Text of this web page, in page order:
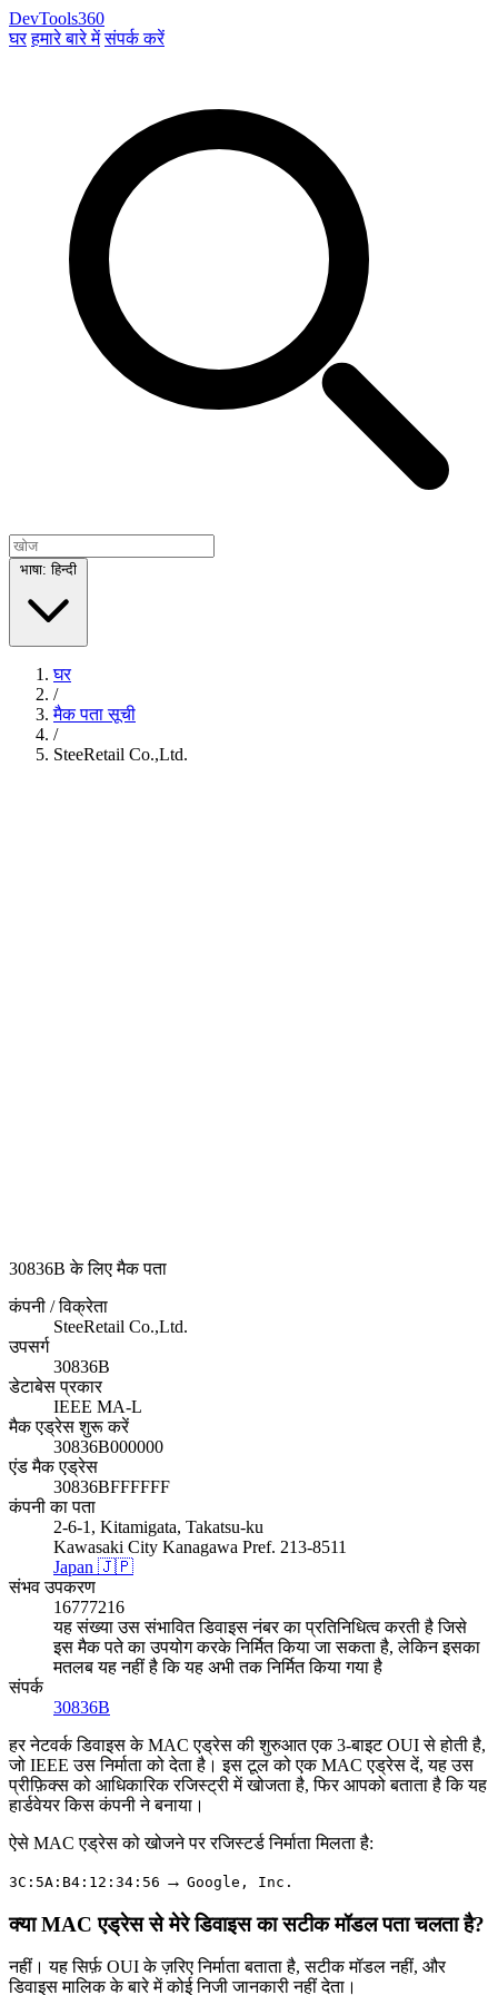
DevTools360
घर हमारे बारे में संपर्क करें
भाषा: हिन्दी
घर
/
मैक पता सूची
/
SteeRetail Co.,Ltd.
30836B के लिए मैक पता
कंपनी / विक्रेता
SteeRetail Co.,Ltd.
उपसर्ग
30836B
डेटाबेस प्रकार
IEEE MA-L
मैक एड्रेस शुरू करें
30836B000000
एंड मैक एड्रेस
30836BFFFFFF
कंपनी का पता
2-6-1, Kitamigata, Takatsu-ku
Kawasaki City Kanagawa Pref. 213-8511
Japan 🇯🇵
संभव उपकरण
16777216
यह संख्या उस संभावित डिवाइस नंबर का प्रतिनिधित्व करती है जिसे
इस मैक पते का उपयोग करके निर्मित किया जा सकता है, लेकिन इसका
मतलब यह नहीं है कि यह अभी तक निर्मित किया गया है
संपर्क
30836B
हर नेटवर्क डिवाइस के MAC एड्रेस की शुरुआत एक 3-बाइट OUI से होती है,
जो IEEE उस निर्माता को देता है। इस टूल को एक MAC एड्रेस दें, यह उस
प्रीफ़िक्स को आधिकारिक रजिस्ट्री में खोजता है, फिर आपको बताता है कि यह
हार्डवेयर किस कंपनी ने बनाया।
ऐसे MAC एड्रेस को खोजने पर रजिस्टर्ड निर्माता मिलता है:
3C:5A:B4:12:34:56 → Google, Inc.
क्या MAC एड्रेस से मेरे डिवाइस का सटीक मॉडल पता चलता है?
नहीं। यह सिर्फ़ OUI के ज़रिए निर्माता बताता है, सटीक मॉडल नहीं, और
डिवाइस मालिक के बारे में कोई निजी जानकारी नहीं देता।